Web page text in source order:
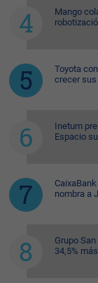
Mango
Toyota
crecer sus
Inetum
Espacio
nombra a
Grupo
34,5%